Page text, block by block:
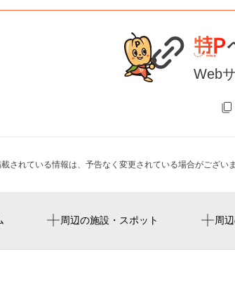
Web
されている情報は、予告なく変更されている場合がござい
周辺の施設・スポット 周
『わたしを帰納する、